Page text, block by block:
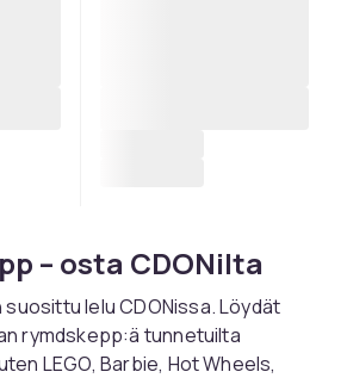
– osta CDONilta
lelu CDONissa. Löydät
rymdskepp:ä tunnetuilta
LEGO, Barbie, Hot Wheels,